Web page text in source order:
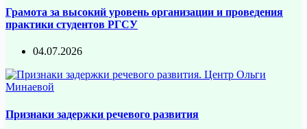
Грамота за высокий уровень организации и проведения
практики студентов РГСУ
04.07.2026
Признаки задержки речевого развития